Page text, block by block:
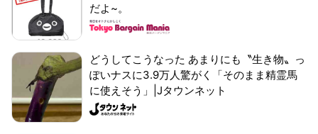
だよ~。
どうしてこうなった あまりにも〝生き物〟っ
ぽいナスに3.9万人驚がく「そのまま精霊馬
に使えそう」|Jタウンネット